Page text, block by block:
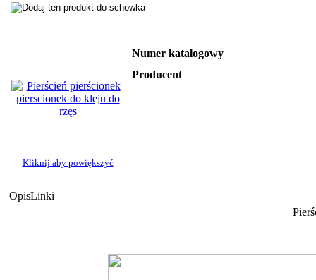
Kliknij aby powiększyć
Numer katalogowy
Producent
OpisLinki